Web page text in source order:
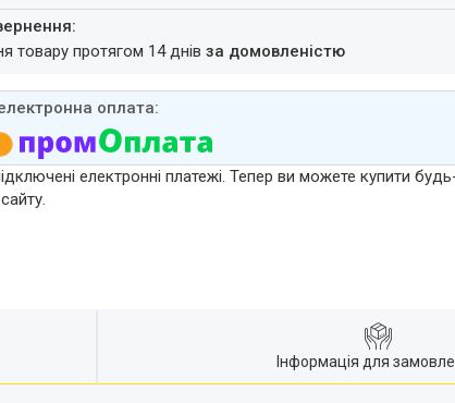
товару протягом 14 днівза домовленістю
електронні платежі. Тепер ви можете купити
Інформація для